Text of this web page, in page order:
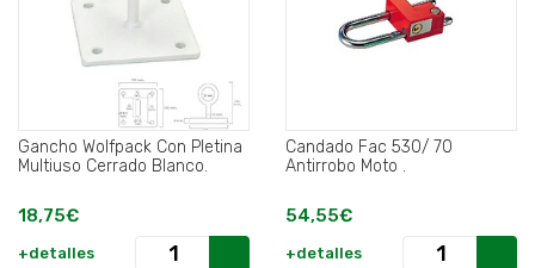
Gancho Wolfpack Con Pletina
Multiuso Cerrado Blanco.
18,75€
+detalles
Candado Fac 530/ 70
Antirrobo Moto .
54,55€
+detalles